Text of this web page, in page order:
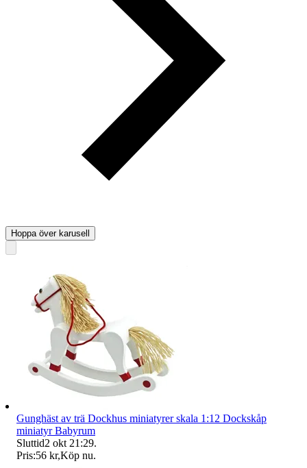
Hoppa över karusell
Gunghäst av trä Dockhus miniatyrer skala 1:12 Dockskåp
miniatyr Babyrum
Sluttid2 okt 21:29.
Pris:56 kr,Köp nu.